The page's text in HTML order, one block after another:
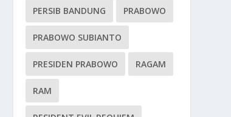
PERSIB BANDUNG PRABOWO
PRABOWO SUBIANTO
PRESIDEN PRABOWO RAGAM
RAM